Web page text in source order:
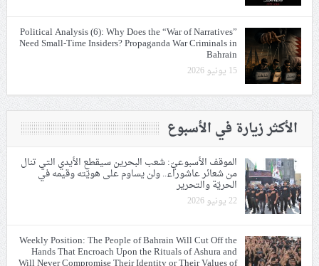
Political Analysis (6): Why Does the “War of Narratives”
Need Small-Time Insiders? Propaganda War Criminals in
Bahrain
15 يونيو 2026
الأكثر زيارة في الأسبوع
الموقف الأسبوعيّ: شعب البحرين سيقطع الأيدي التي تنال
من شعائر عاشوراء.. ولن يساوم على هويّته وقيمه في
الحريّة والتحرير
22 يونيو 2026
Weekly Position: The People of Bahrain Will Cut Off the
Hands That Encroach Upon the Rituals of Ashura and